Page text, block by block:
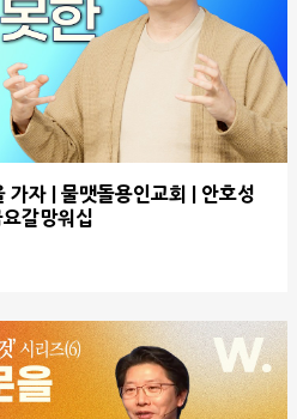
가자 | 물맷돌용인교회 | 안호성
갈망워십